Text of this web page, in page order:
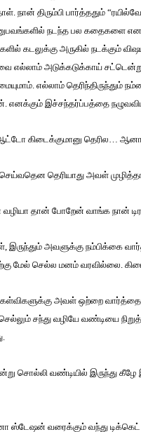
நான் திரும்பி பார்த்ததும்
நடந்த பல கதைகளை
கடலுக்கு அருகில் நடக்கும்
எல்லாம் அடுக்கடுக்காய்
எல்லாம்
எனக்கும் இச்சந்தர்ப்பத்தை
கிடைக்குமானு தெரில…
தெரியாது அவள்
தான் போறேன் வாங்க நான்
இருந்தும் அவளுக்கு நம்பிக்கை
மேல் செல்ல மனம் வரவில்லை.
அவள் ஒற்றை
சந்து வழியே வண்டியை
சொல்லி வண்டியில் இருந்து
ஸ்டேஷன் வரைக்கும் வந்து டிக்கெட்